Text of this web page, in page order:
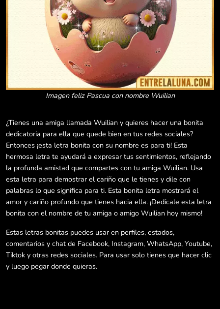
Imagen feliz Pascua con nombre Wuilian
¿Tienes una amiga llamada Wuilian y quieres hacer una bonita
dedicatoria para ella que quede bien en tus redes sociales?
Entonces ¡esta letra bonita con su nombre es para ti! Esta
hermosa letra te ayudará a expresar tus sentimientos, reflejando
la profunda amistad que compartes con tu amiga Wuilian. Usa
esta letra para demostrar el cariño que le tienes y dile con
palabras lo que significa para ti. Esta bonita letra mostrará el
amor y cariño profundo que tienes hacia ella. ¡Dedícale esta letra
bonita con el nombre de tu amiga o amigo Wuilian hoy mismo!
Estas letras bonitas puedes usar en perfiles, estados,
comentarios y chat de Facebook, Instagram, WhatsApp, Youtube,
Tiktok y otras redes sociales. Para usar solo tienes que hacer clic
y luego pegar donde quieras.